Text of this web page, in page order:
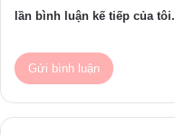
lần bình luận kế tiếp của tôi.